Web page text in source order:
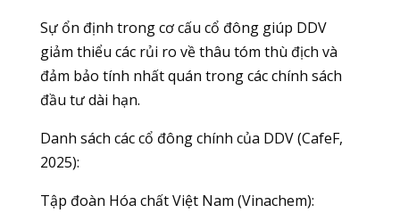
Sự ổn định trong cơ cấu cổ đông giúp DDV
giảm thiểu các rủi ro về thâu tóm thù địch và
đảm bảo tính nhất quán trong các chính sách
đầu tư dài hạn.
Danh sách các cổ đông chính của DDV (CafeF,
2025):
Tập đoàn Hóa chất Việt Nam (Vinachem):